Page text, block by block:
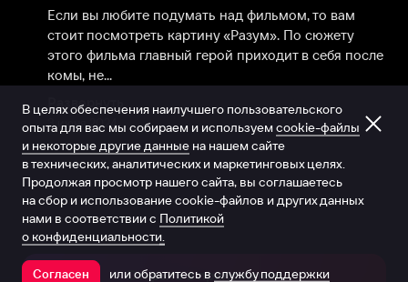
3 июня 2024
Если вы любите подумать над фильмом, то вам
стоит посмотреть картину «Разум». По сюжету
этого фильма главный герой приходит в себя после
комы, не...
Развернуть
Открыть в приложении
В целях обеспечения наилучшего пользовательского
опыта для вас мы собираем и используем cookie-файлы
и некоторые другие данные на нашем сайте
в технических, аналитических и маркетинговых целях.
Продолжая просмотр нашего сайта, вы соглашаетесь
на сбор и использование cookie-файлов и других данных
нами в соответствии с Политикой
о конфиденциальности.
Согласен или обратитесь в службу поддержки